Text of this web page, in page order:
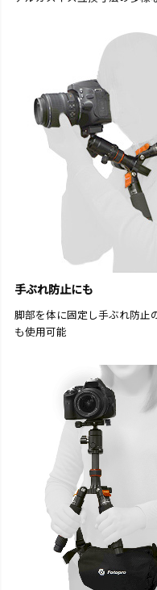
手ぶれ防止にも
脚部を体に固定し手ぶれ防止
も使用可能